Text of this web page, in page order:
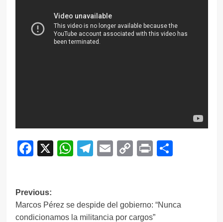
Facebook
X WhatsApp
Telegram
EmailCopy
Print
Navegación
de
Previous:
Marcos Pérez se despide del gobierno: “Nunca
condicionamos la militancia por cargos”